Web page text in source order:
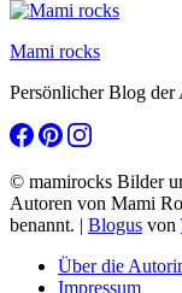
Mami rocks
Persönlicher Blog der
© mamirocks Bilder
Autoren von Mami
benannt. | Blogus von
Über die
Impressum